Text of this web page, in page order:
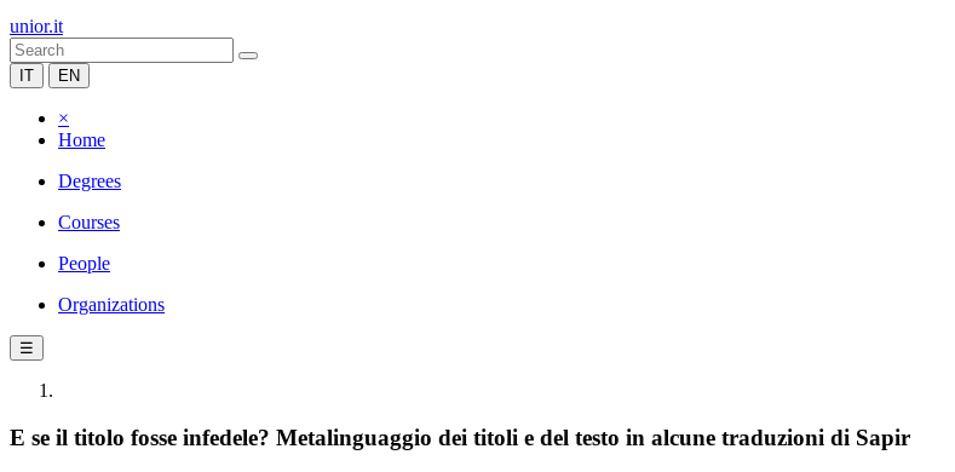
unior.it
IT EN
×
Home
Degrees
Courses
People
Organizations
☰
E se il titolo fosse infedele? Metalinguaggio dei titoli e del testo in alcune traduzioni di Sapir